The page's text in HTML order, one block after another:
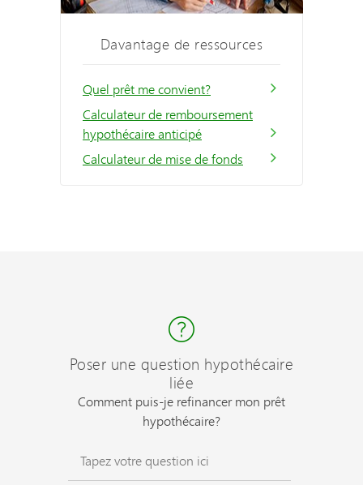
Davantage de ressources
Quel prêt me convient?
Calculateur de remboursement
hypothécaire anticipé
Calculateur de mise de fonds
Poser une question hypothécaire
liée
Comment puis-je refinancer mon prêt
hypothécaire?